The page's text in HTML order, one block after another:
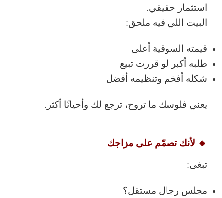
استثمار حقيقي.
البيت اللي فيه ملحق:
قيمته السوقية أعلى
طلبه أكبر لو قررت تبيع
شكله أفخم وتنظيمه أفضل
يعني فلوسك ما تروح، ترجع لك وأحيانًا أكثر.
🔹 لأنك تصمّم على مزاجك
تبغى:
مجلس رجال مستقل؟